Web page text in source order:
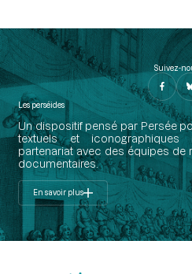
Suivez-
Les perséides
Un dispositif pensé par Persée
textuels et iconographiques
partenariat avec des équipes de
documentaires.
En savoir plus